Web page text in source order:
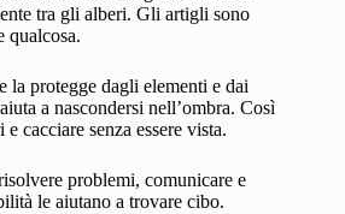
tra gli alberi. Gli artigli sono
qualcosa.
la protegge dagli elementi e dai
a nascondersi nell’ombra. Così
cacciare senza essere vista.
problemi, comunicare e
le aiutano a trovare cibo.